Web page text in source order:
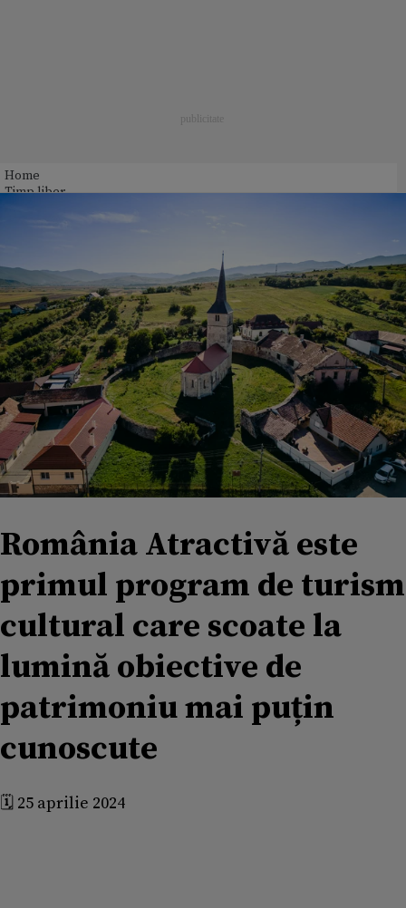
Home
Timp liber
România Atractivă este
primul program de turism
cultural care scoate la
lumină obiective de
patrimoniu mai puțin
cunoscute
🗓️ 25 aprilie 2024